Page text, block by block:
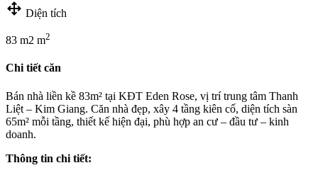
Diện tích
83 m2 m2
Chi tiết căn
Bán nhà liền kề 83m² tại KĐT Eden Rose, vị trí trung tâm Thanh
Liệt – Kim Giang. Căn nhà đẹp, xây 4 tầng kiên cố, diện tích sàn
65m² mỗi tầng, thiết kế hiện đại, phù hợp an cư – đầu tư – kinh
doanh.
Thông tin chi tiết: